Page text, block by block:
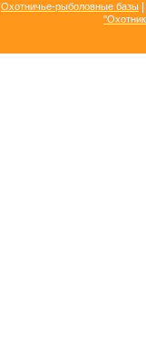
Охотничье-рыболовные базы